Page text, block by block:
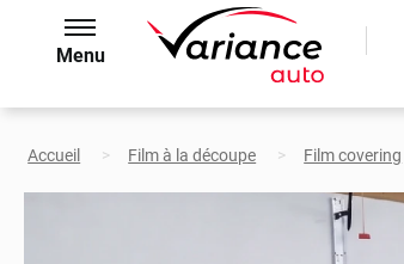
Menu
Accueil Film à la découpe Film covering